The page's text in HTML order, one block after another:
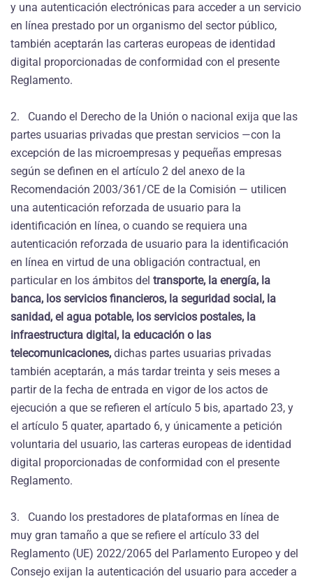
y una autenticación electrónicas para acceder a un servicio
en línea prestado por un organismo del sector público,
también aceptarán las carteras europeas de identidad
digital proporcionadas de conformidad con el presente
Reglamento.
2. Cuando el Derecho de la Unión o nacional exija que las
partes usuarias privadas que prestan servicios —con la
excepción de las microempresas y pequeñas empresas
según se definen en el artículo 2 del anexo de la
Recomendación 2003/361/CE de la Comisión — utilicen
una autenticación reforzada de usuario para la
identificación en línea, o cuando se requiera una
autenticación reforzada de usuario para la identificación
en línea en virtud de una obligación contractual, en
particular en los ámbitos del transporte, la energía, la
banca, los servicios financieros, la seguridad social, la
sanidad, el agua potable, los servicios postales, la
infraestructura digital, la educación o las
telecomunicaciones, dichas partes usuarias privadas
también aceptarán, a más tardar treinta y seis meses a
partir de la fecha de entrada en vigor de los actos de
ejecución a que se refieren el artículo 5 bis, apartado 23, y
el artículo 5 quater, apartado 6, y únicamente a petición
voluntaria del usuario, las carteras europeas de identidad
digital proporcionadas de conformidad con el presente
Reglamento.
3. Cuando los prestadores de plataformas en línea de
muy gran tamaño a que se refiere el artículo 33 del
Reglamento (UE) 2022/2065 del Parlamento Europeo y del
Consejo exijan la autenticación del usuario para acceder a